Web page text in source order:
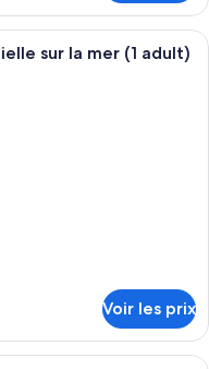
côtière avec des
sur la mer (1 adult)
Voir les prix
chambre d’hôtel avec un lit,